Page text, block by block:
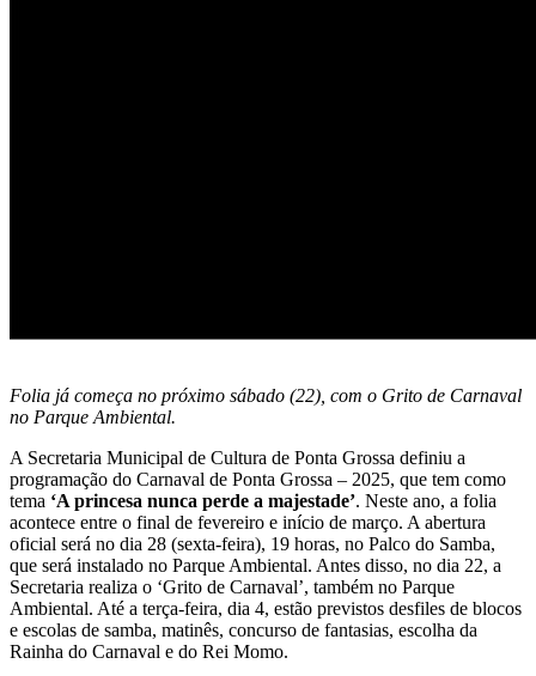
Folia já começa no próximo sábado (22), com o Grito de Carnaval
no Parque Ambiental.
A Secretaria Municipal de Cultura de Ponta Grossa definiu a
programação do Carnaval de Ponta Grossa – 2025, que tem como
tema ‘A princesa nunca perde a majestade’. Neste ano, a folia
acontece entre o final de fevereiro e início de março. A abertura
oficial será no dia 28 (sexta-feira), 19 horas, no Palco do Samba,
que será instalado no Parque Ambiental. Antes disso, no dia 22, a
Secretaria realiza o ‘Grito de Carnaval’, também no Parque
Ambiental. Até a terça-feira, dia 4, estão previstos desfiles de blocos
e escolas de samba, matinês, concurso de fantasias, escolha da
Rainha do Carnaval e do Rei Momo.